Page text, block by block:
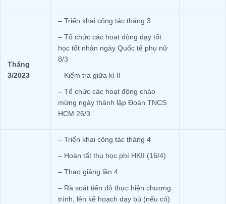
Tháng
3/2023
– Triển khai công tác tháng 3
– Tổ chức các hoạt động dạy tốt
học tốt nhân ngày Quốc tế phụ nữ
8/3
– Kiểm tra giữa kì II
– Tổ chức các hoạt động chào
mừng ngày thành lập Đoàn TNCS
HCM 26/3
– Triển khai công tác tháng 4
– Hoàn tất thu học phí HKII (16/4)
– Thao giảng lần 4
– Rà soát tiến độ thực hiện chương
trình, lên kế hoạch dạy bù (nếu có)